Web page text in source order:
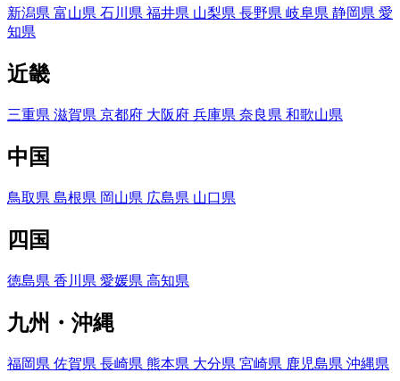
新潟県 富山県 石川県 福井県 山梨県 長野県 岐阜県 静岡県 愛
知県
近畿
三重県 滋賀県 京都府 大阪府 兵庫県 奈良県 和歌山県
中国
鳥取県 島根県 岡山県 広島県 山口県
四国
徳島県 香川県 愛媛県 高知県
九州・沖縄
福岡県 佐賀県 長崎県 熊本県 大分県 宮崎県 鹿児島県 沖縄県